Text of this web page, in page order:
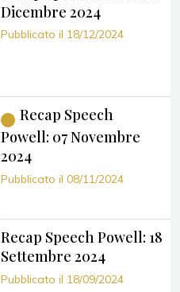
Dicembre 2024
Pubblicato il 18/12/2024
Recap Speech
Powell: 07 Novembre
2024
Pubblicato il 08/11/2024
Recap Speech Powell: 18
Settembre 2024
Pubblicato il 18/09/2024